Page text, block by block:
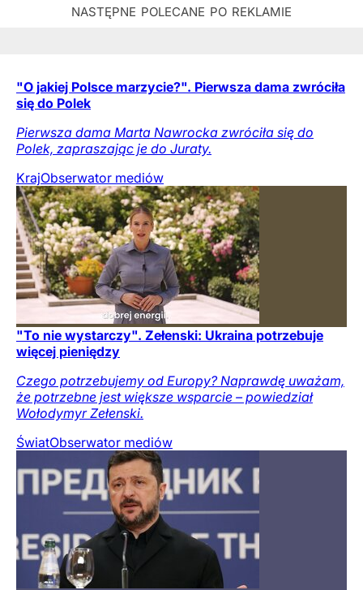
"O jakiej Polsce marzycie?". Pierwsza dama zwróciła
się do Polek
Pierwsza dama Marta Nawrocka zwróciła się do
Polek, zapraszając je do Juraty.
KrajObserwator mediów
"To nie wystarczy". Zełenski: Ukraina potrzebuje
więcej pieniędzy
Czego potrzebujemy od Europy? Naprawdę uważam,
że potrzebne jest większe wsparcie – powiedział
Wołodymyr Zełenski.
ŚwiatObserwator mediów